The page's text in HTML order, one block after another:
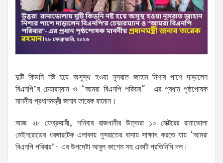
দুটি কিডনি নষ্ট হয়ে অসুস্থ হওয়া নুসরাত জাহান নিশার পাশে দাড়ালেন
বিএনপি’র চেয়ারম্যান ও “আমরা বিএনপি পরিবার”- এর প্রধান পৃষ্ঠপোষক
মাননীয় প্রধানমন্ত্রী জনাব তারেক রহমান।
আজ ২৮ ফেব্রুয়ারী, শনিবার রাজধানীর উত্তরা ১০ সেক্টরের রানাভোলা
মেইনরোডের ধরঙ্গারটেক এলাকায় নুসরাতের বাসায় সাক্ষাৎ করতে যায় ‘আমরা
বিএনপি পরিবার’- এর উপদেষ্টা আবুল কাশেম সহ একটি প্রতিনিধি দল।